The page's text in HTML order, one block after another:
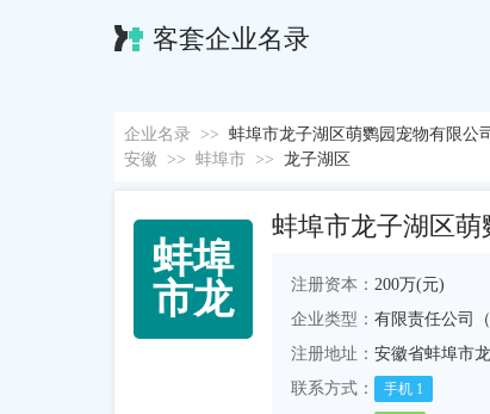
客套企业名录
企业名录 >> 蚌埠市龙子湖区萌鹦园宠物有限公司
安徽
>> 蚌埠市 >> 龙子湖区
蚌埠
市龙
蚌埠市龙子湖区萌
注册资本： 200万(元)
企业类型： 有限责任公司
注册地址： 安徽省蚌埠市
联系方式：
手机 1